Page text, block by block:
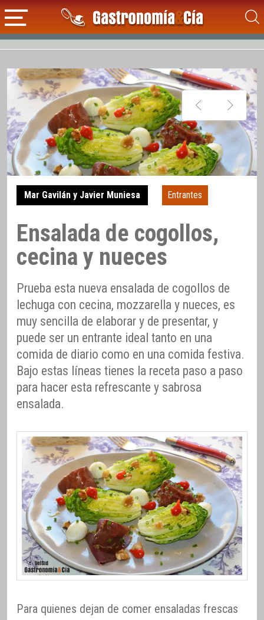
Mar Gavilán y Javier Muniesa Entrantes
Ensalada de cogollos,
cecina y nueces
Prueba esta nueva ensalada de cogollos de
lechuga con cecina, mozzarella y nueces, es
muy sencilla de elaborar y de presentar, y
puede ser un entrante ideal tanto en una
comida de diario como en una comida festiva.
Bajo estas líneas tienes la receta paso a paso
para hacer esta refrescante y sabrosa
ensalada.
Para quienes dejan de comer ensaladas frescas